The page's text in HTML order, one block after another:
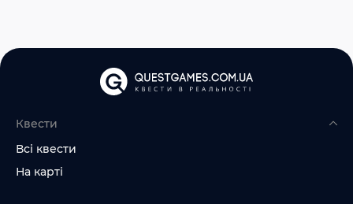
Квести
Всі квести
На карті